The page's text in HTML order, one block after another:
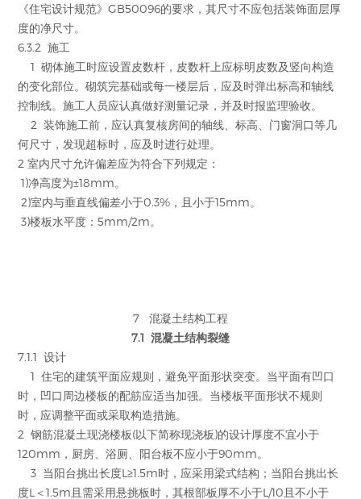
《住宅设计规范》GB50096的要求，其尺寸不应包括装饰面层厚
度的净尺寸。
6.3.2 施工
1 砌体施工时应设置皮数杆，皮数杆上应标明皮数及竖向构造
的变化部位。砌筑完基础或每一楼层后，应及时弹出标高和轴线
控制线。施工人员应认真做好测量记录，并及时报监理验收。
2 装饰施工前，应认真复核房间的轴线、标高、门窗洞口等几
何尺寸，发现超标时，应及时进行处理。
2 室内尺寸允许偏差应为符合下列规定：
1)净高度为±18mm。
2)室内与垂直线偏差小于0.3%，且小于15mm。
3)楼板水平度：5mm/2m。
7 混凝土结构工程
7.1 混凝土结构裂缝
7.1.1 设计
1 住宅的建筑平面应规则，避免平面形状突变。当平面有凹口
时，凹口周边楼板的配筋应适当加强。当楼板平面形状不规则
时，应调整平面或采取构造措施。
2 钢筋混凝土现浇楼板(以下简称现浇板)的设计厚度不宜小于
120mm，厨房、浴厕、阳台板不应小于90mm。
3 当阳台挑出长度L≥1.5m时，应采用梁式结构；当阳台挑出长
度L＜1.5m且需采用悬挑板时，其根部板厚不小于L/10且不小于